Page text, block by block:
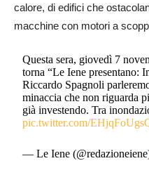
calore, di edifici che
macchine con motori a
Questa sera, giovedì 7
torna “Le Iene presentano:
Riccardo Spagnoli
minaccia che non riguarda
già investendo. Tra
pic.twitter.com/
— Le Iene